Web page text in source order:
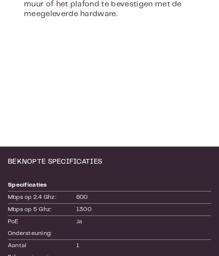
muur of het plafond te bevestigen met de
meegeleverde hardware.
BEKNOPTE SPECIFICATIES
Specificaties
Mbps op 2.4 Ghz: 600
Mbps op 5 Ghz: 1300
PoE
Ondersteuning:
Ja
Aantal 1